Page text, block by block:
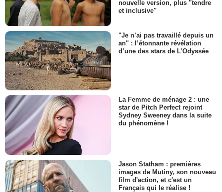
nouvelle version, plus "tendre
et inclusive"
"Je n’ai pas travaillé depuis un
an" : l’étonnante révélation
d’une des stars de L’Odyssée
La Femme de ménage 2 : une
star de Pitch Perfect rejoint
Sydney Sweeney dans la suite
du phénomène !
Jason Statham : premières
images de Mutiny, son nouveau
film d'action, et c'est un
Français qui le réalise !